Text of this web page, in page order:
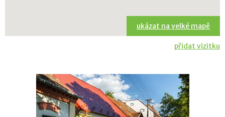
ukázat na velké mapě
přidat vizitku